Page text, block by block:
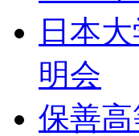
日本
明会
保善